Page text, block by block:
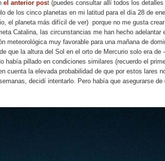
el anterior post (puedes consultar allí todos los
de los cinco planetas en mi latitud para el día 28 de
el planeta más difícil de ver) porque no me gusta
Catalina, las circunstancias me han hecho adelantar
meteorológica muy favorable para una mañana de
que la altura del Sol en el orto de Mercurio solo era de
había pillado en condiciones similares (recuerdo el
cuenta la elevada probabilidad de que por estos lares
decidí intentarlo. Pero había que asegurarse